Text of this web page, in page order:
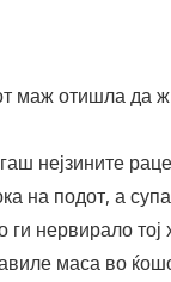
маж отишла да
нејзините
на подот, а
нервирало тој
маса во